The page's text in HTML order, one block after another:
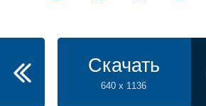
Скачать
640 x 1136